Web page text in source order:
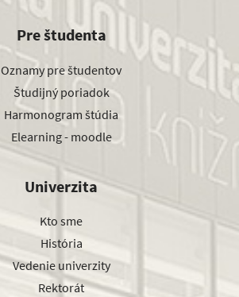
Pre študenta
Oznamy pre študentov
Študijný poriadok
Harmonogram štúdia
Elearning - moodle
Univerzita
Kto sme
História
Vedenie univerzity
Rektorát